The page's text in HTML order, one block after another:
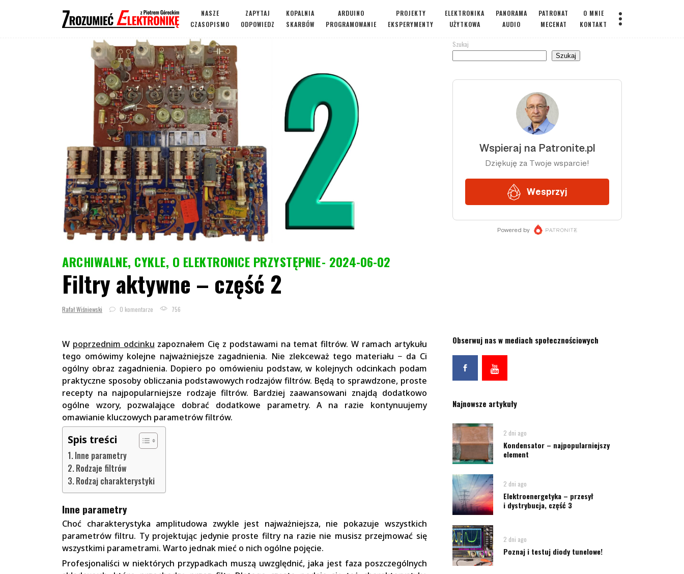
NASZE
CZASOPISMO
ZAPYTAJ
ODPOWIEDZ
KOPALNIA
SKARBÓW
ARDUINO
PROGRAMOWANIE
PROJEKTY
EKSPERYMENTY
ELEKTRONIKA
UŻYTKOWA
PANORAMA
AUDIO
PATRONAT
MECENAT
O MNIE
KONTAKT
ARCHIWALNE, CYKLE, O ELEKTRONICE PRZYSTĘPNIE 2024-06-02
Filtry aktywne – część 2
Rafał Wiśniewski 0 komentarze 756
W poprzednim odcinku zapoznałem Cię z podstawami na temat filtrów. W ramach artykułu
tego omówimy kolejne najważniejsze zagadnienia. Nie zlekceważ tego materiału − da Ci
ogólny obraz zagadnienia. Dopiero po omówieniu podstaw, w kolejnych odcinkach podam
praktyczne sposoby obliczania podstawowych rodzajów filtrów. Będą to sprawdzone, proste
recepty na najpopularniejsze rodzaje filtrów. Bardziej zaawansowani znajdą dodatkowo
ogólne wzory, pozwalające dobrać dodatkowe parametry. A na razie kontynuujemy
omawianie kluczowych parametrów filtrów.
Spis treści
Inne parametry
Rodzaje filtrów
Rodzaj charakterystyki
Inne parametry
Choć charakterystyka amplitudowa zwykle jest najważniejsza, nie pokazuje wszystkich
parametrów filtru. Ty projektując jedynie proste filtry na razie nie musisz przejmować się
wszystkimi parametrami. Warto jednak mieć o nich ogólne pojęcie.
Profesjonaliści w niektórych przypadkach muszą uwzględnić, jaka jest faza poszczególnych
Szukaj
Szukaj
Obserwuj nas w mediach społecznościowych
Najnowsze artykuły
2 dni ago
Kondensator – najpopularniejszy
element
2 dni ago
Elektroenergetyka – przesył
i dystrybucja, część 3
2 dni ago
Poznaj i testuj diody tunelowe!